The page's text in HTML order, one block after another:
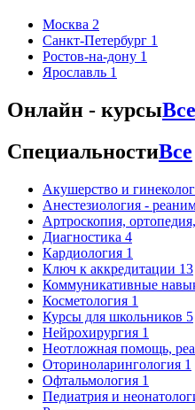
Москва 2
Санкт-Петербург 1
Ростов-на-дону 1
Ярославль 1
Онлайн - курсыВсе
СпециальностиВсе
Акушерство и
Анестезиология -
Артроскопия,
Диагностика 4
Кардиология 1
Ключ к аккредитации 13
Коммуникативные
Косметология 1
Курсы для школьников 5
Нейрохирургия 1
Неотложная помощь,
Оториноларингология 1
Офтальмология 1
Педиатрия и